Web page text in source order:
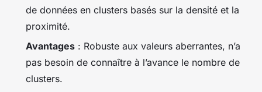
de données en clusters basés sur la densité et la
proximité.
Avantages : Robuste aux valeurs aberrantes, n’a
pas besoin de connaître à l’avance le nombre de
clusters.